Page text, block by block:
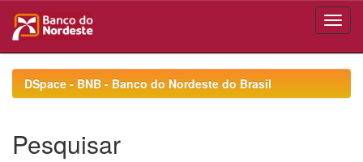
navigationDSpace - BNB - Banco do Nordeste do Brasil
Pesquisar